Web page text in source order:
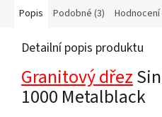
Popis Podobné (3) Hodnocení
Detailní popis produktu
Granitový dřez
1000 Metalblack